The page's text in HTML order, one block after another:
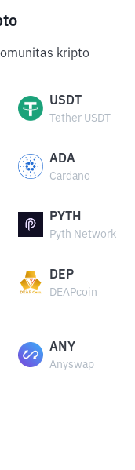
kripto
USDT
Tether USDT
ADA
Cardano
PYTH
Pyth Network
DEP
DEAPcoin
ANY
Anyswap